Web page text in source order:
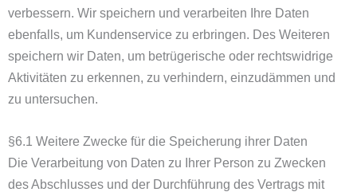
verbessern. Wir speichern und verarbeiten Ihre Daten
ebenfalls, um Kundenservice zu erbringen. Des Weiteren
speichern wir Daten, um betrügerische oder rechtswidrige
Aktivitäten zu erkennen, zu verhindern, einzudämmen und
zu untersuchen.
§6.1 Weitere Zwecke für die Speicherung ihrer Daten
Die Verarbeitung von Daten zu Ihrer Person zu Zwecken
des Abschlusses und der Durchführung des Vertrags mit